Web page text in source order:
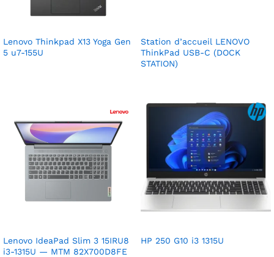
Lenovo Thinkpad X13 Yoga Gen
5 u7-155U
Station d’accueil LENOVO
ThinkPad USB-C (DOCK
STATION)
Lenovo IdeaPad Slim 3 15IRU8
i3-1315U — MTM 82X700D8FE
HP 250 G10 i3 1315U